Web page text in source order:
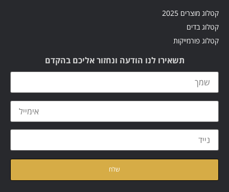
קטלוג מוצרים 2025
קטלוג בדים
קטלוג פורמייקות
תשאירו לנו הודעה ונחזור אליכם בהקדם
מדיניות הפרטיות